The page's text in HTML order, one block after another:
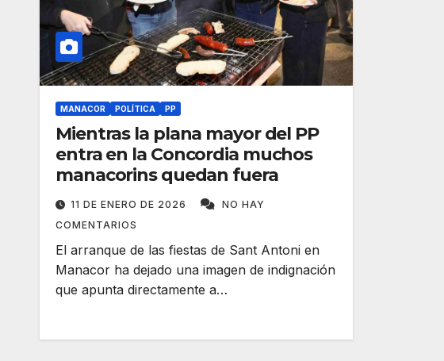
MANACOR POLÍTICA PP
Mientras la plana mayor del PP
entra en la Concordia muchos
manacorins quedan fuera
11 DE ENERO DE 2026
NO HAY
COMENTARIOS
El arranque de las fiestas de Sant Antoni en
Manacor ha dejado una imagen de indignación
que apunta directamente a…